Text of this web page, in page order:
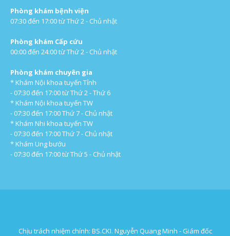
Phòng khám bệnh viện
07:30 đến 17:00 từ Thứ 2 - Chủ nhật
Phòng khám Cấp cứu
00:00 đến 24:00 từ Thứ 2 - Chủ nhật
Phòng khám chuyên gia
* Khám Nội khoa tuyến Tỉnh
- 07:30 đến 17:00 từ Thứ 2 - Thứ 6
* Khám Nội khoa tuyến TW
- 07:30 đến 17:00 Thứ 7 - Chủ nhật
* Khám Nhi khoa tuyến TW
- 07:30 đến 17:00 Thứ 7 - Chủ nhật
* Khám Ung bướu
- 07:30 đến 17:00 từ Thứ 5 - Chủ nhật
Chịu trách nhiệm chính: BS.CKI. Nguyễn Quang Minh - Giám đốc